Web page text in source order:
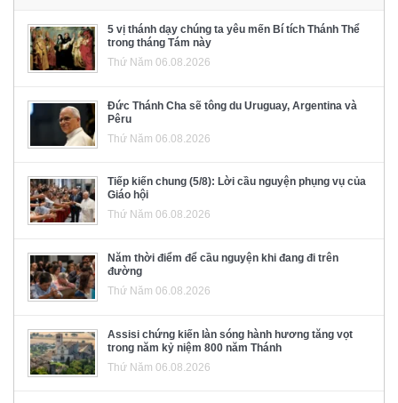
5 vị thánh dạy chúng ta yêu mến Bí tích Thánh Thể
trong tháng Tám này
Thứ Năm 06.08.2026
Đức Thánh Cha sẽ tông du Uruguay, Argentina và
Pêru
Thứ Năm 06.08.2026
Tiếp kiến chung (5/8): Lời cầu nguyện phụng vụ của
Giáo hội
Thứ Năm 06.08.2026
Năm thời điểm để cầu nguyện khi đang đi trên
đường
Thứ Năm 06.08.2026
Assisi chứng kiến làn sóng hành hương tăng vọt
trong năm kỷ niệm 800 năm Thánh
Thứ Năm 06.08.2026